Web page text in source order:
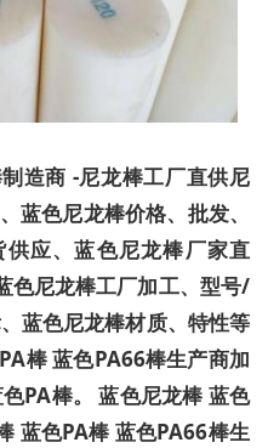
造商 -尼龙棒工厂直供尼
蓝色尼龙棒价格、批发、
应、蓝色尼龙棒厂家直
色尼龙棒工厂加工、型号/
蓝色尼龙棒材质、特性等
棒 蓝色PA66棒生产商加
PA棒。 蓝色尼龙棒 蓝色
蓝色PA棒 蓝色PA66棒生